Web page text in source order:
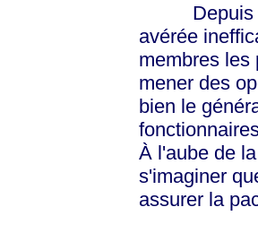
Depuis sa
avérée
membres les
mener des
bien le
À l'aube de
s'imaginer
assurer la